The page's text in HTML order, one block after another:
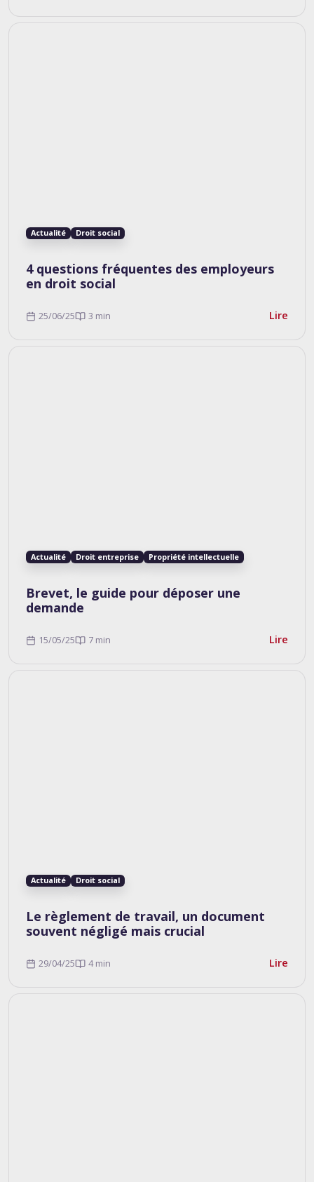
Actualité Droit social
4 questions fréquentes des employeurs
en droit social
25/06/25 3 min Lire
Actualité Droit entreprise Propriété intellectuelle
Brevet, le guide pour déposer une
demande
15/05/25 7 min Lire
Actualité Droit social
Le règlement de travail, un document
souvent négligé mais crucial
29/04/25 4 min Lire